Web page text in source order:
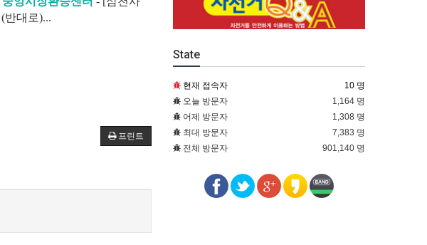
(반대로)...
프린트
State
현재 접속자
10 명
오늘 방문자
1,164 명
어제 방문자
1,308 명
최대 방문자
7,383 명
전체 방문자
901,140 명